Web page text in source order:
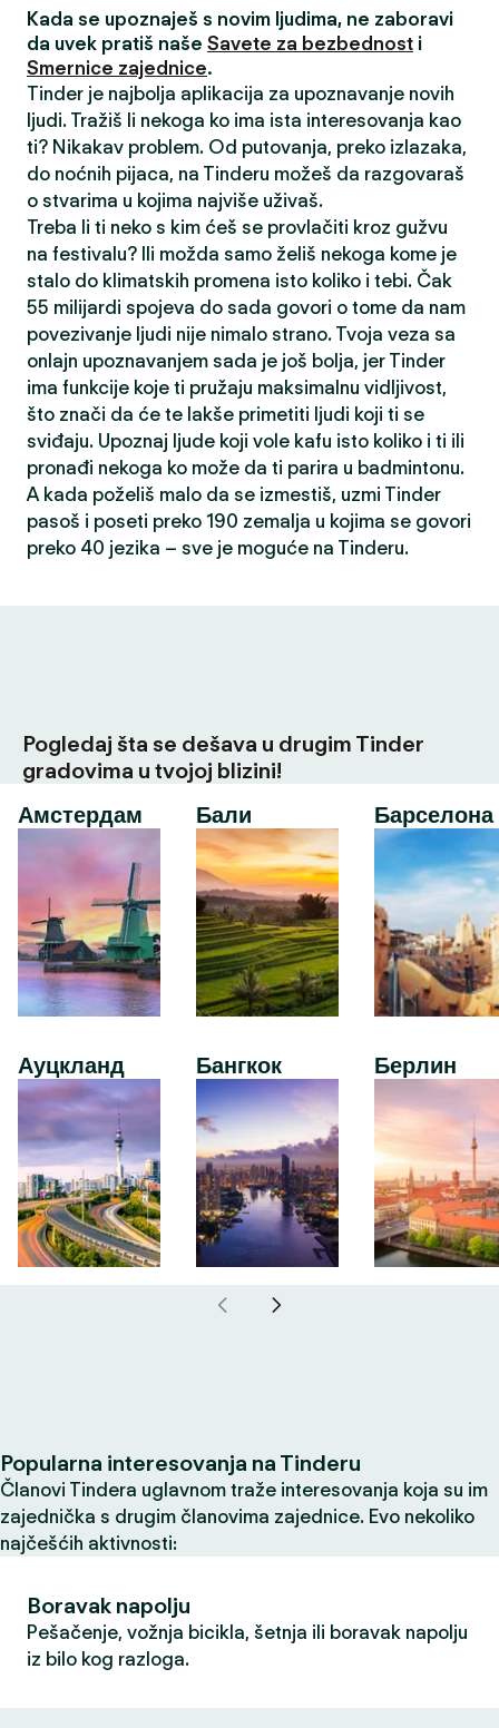
Kada se upoznaješ s novim ljudima, ne zaboravi
da uvek pratiš naše Savete za bezbednost i
Smernice zajednice.
Tinder je najbolja aplikacija za upoznavanje novih
ljudi. Tražiš li nekoga ko ima ista interesovanja kao
ti? Nikakav problem. Od putovanja, preko izlazaka,
do noćnih pijaca, na Tinderu možeš da razgovaraš
o stvarima u kojima najviše uživaš.
Treba li ti neko s kim ćeš se provlačiti kroz gužvu
na festivalu? Ili možda samo želiš nekoga kome je
stalo do klimatskih promena isto koliko i tebi. Čak
55 milijardi spojeva do sada govori o tome da nam
povezivanje ljudi nije nimalo strano. Tvoja veza sa
onlajn upoznavanjem sada je još bolja, jer Tinder
ima funkcije koje ti pružaju maksimalnu vidljivost,
što znači da će te lakše primetiti ljudi koji ti se
sviđaju. Upoznaj ljude koji vole kafu isto koliko i ti ili
pronađi nekoga ko može da ti parira u badmintonu.
A kada poželiš malo da se izmestiš, uzmi Tinder
pasoš i poseti preko 190 zemalja u kojima se govori
preko 40 jezika – sve je moguće na Tinderu.
Pogledaj šta se dešava u drugim Tinder
gradovima u tvojoj blizini!
Амстердам
Ауцкланд
Бали
Бангкок
Барселона
Берлин
Popularna interesovanja na Tinderu
Članovi Tindera uglavnom traže interesovanja koja su im
zajednička s drugim članovima zajednice. Evo nekoliko
najčešćih aktivnosti:
Boravak napolju
Pešačenje, vožnja bicikla, šetnja ili boravak napolju
iz bilo kog razloga.